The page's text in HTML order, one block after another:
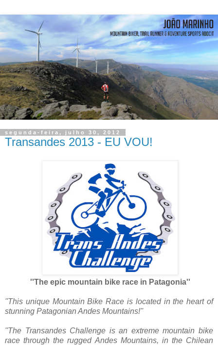
segunda-feira, julho 30, 2012
Transandes 2013 - EU VOU!
''The epic mountain bike race in Patagonia''
''This unique Mountain Bike Race is located in the heart of
stunning Patagonian Andes Mountains!''
''The Transandes Challenge is an extreme mountain bike
race through the rugged Andes Mountains, in the Chilean